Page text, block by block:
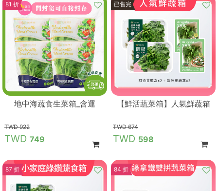
81 折
地中海蔬食生菜箱_含運
922
749
89 折
已售完
【鮮活蔬菜箱】人氣鮮蔬箱
674
598
87 折 84 折